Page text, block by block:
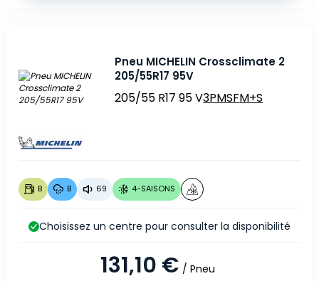
Pneu MICHELIN Crossclimate 2
205/55R17 95V
205/55 R17 95 V3PMSFM+S
B B 69 4-SAISONS
131,10 € / Pneu
Choisissez un centre pour consulter la disponibilité